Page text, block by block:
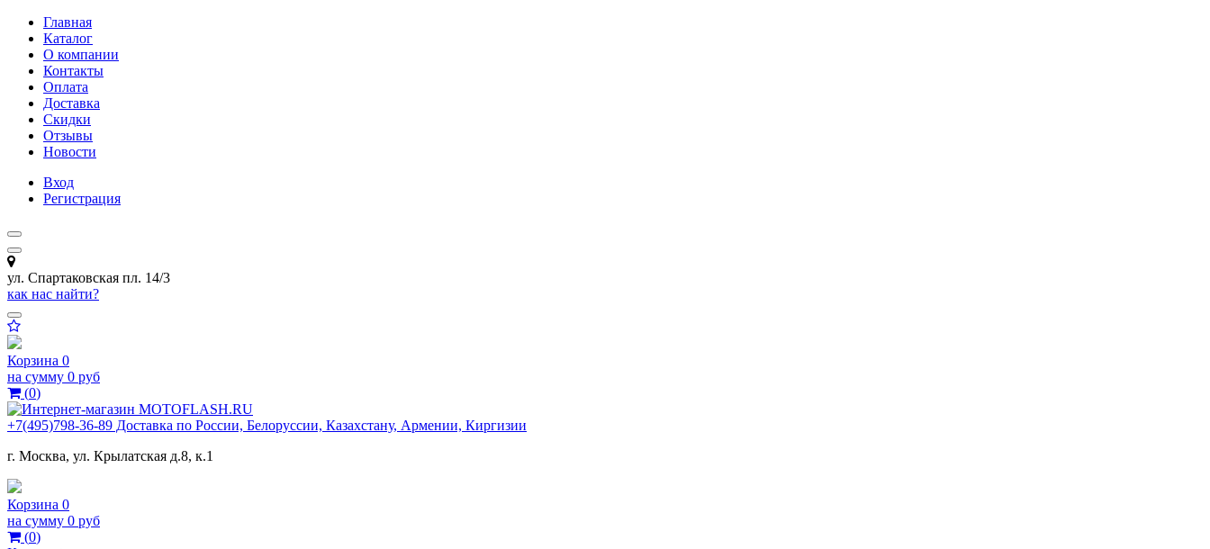
Главная
Каталог
О компании
Контакты
Оплата
Доставка
Скидки
Отзывы
Новости
Вход
Регистрация
ул. Спартаковская пл. 14/3
как нас найти?
Корзина 0
на сумму 0 руб
(0)
+7(495)798-36-89 Доставка по России, Белоруссии, Казахстану, Армении, Киргизии
г. Москва, ул. Крылатская д.8, к.1
Корзина 0
на сумму 0 руб
(0)